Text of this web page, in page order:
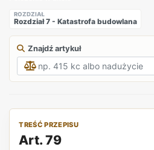
ROZDZIAŁ
Rozdział 7 - Katastrofa budowlana
Znajdź artykuł
TREŚĆ PRZEPISU
Art. 79